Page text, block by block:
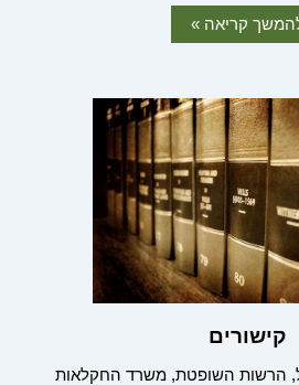
קריאה »
קישורים
הרשות השופטת, משרד החקלאות